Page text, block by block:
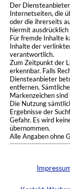
Der
Internetseiten, die
oder die ihrerseits
hiermit
Für fremde Inhalte
Inhalte der
verantwortlich.
Zum Zeitpunkt der
erkennbar. Falls
Diensteanbieter
entfernen.
Markenzeichen
Die Nutzung
Ergebnisse der
Gefahr. Es wird
übernommen.
Alle Angaben ohne